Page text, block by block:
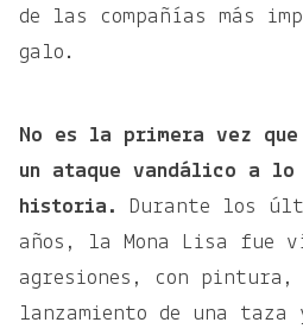
de las compañías más
galo.
No es la primera vez
un ataque vandálico a
historia.
Durante los
años, la Mona Lisa fue
agresiones, con
lanzamiento de una